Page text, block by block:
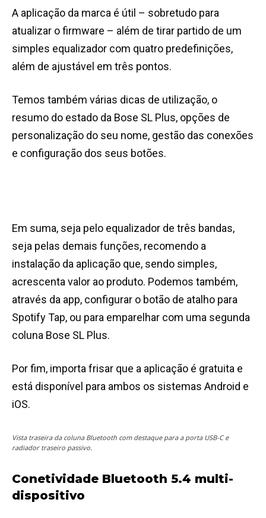
A aplicação da marca é útil – sobretudo para
atualizar o firmware – além de tirar partido de um
simples equalizador com quatro predefinições,
além de ajustável em três pontos.
Temos também várias dicas de utilização, o
resumo do estado da Bose SL Plus, opções de
personalização do seu nome, gestão das conexões
e configuração dos seus botões.
Em suma, seja pelo equalizador de três bandas,
seja pelas demais funções, recomendo a
instalação da aplicação que, sendo simples,
acrescenta valor ao produto. Podemos também,
através da app, configurar o botão de atalho para
Spotify Tap, ou para emparelhar com uma segunda
coluna Bose SL Plus.
Por fim, importa frisar que a aplicação é gratuita e
está disponível para ambos os sistemas Android e
iOS.
Vista traseira da coluna Bluetooth com destaque para a porta USB-C e
radiador traseiro passivo.
Conetividade Bluetooth 5.4 multi-
dispositivo